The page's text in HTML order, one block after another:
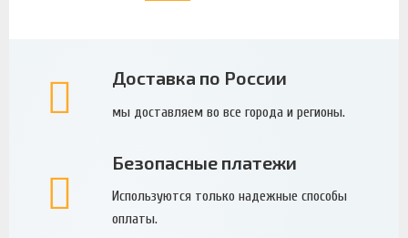
Доставка по России
мы доставляем во все города и регионы.
Безопасные платежи
Используются только надежные способы
оплаты.